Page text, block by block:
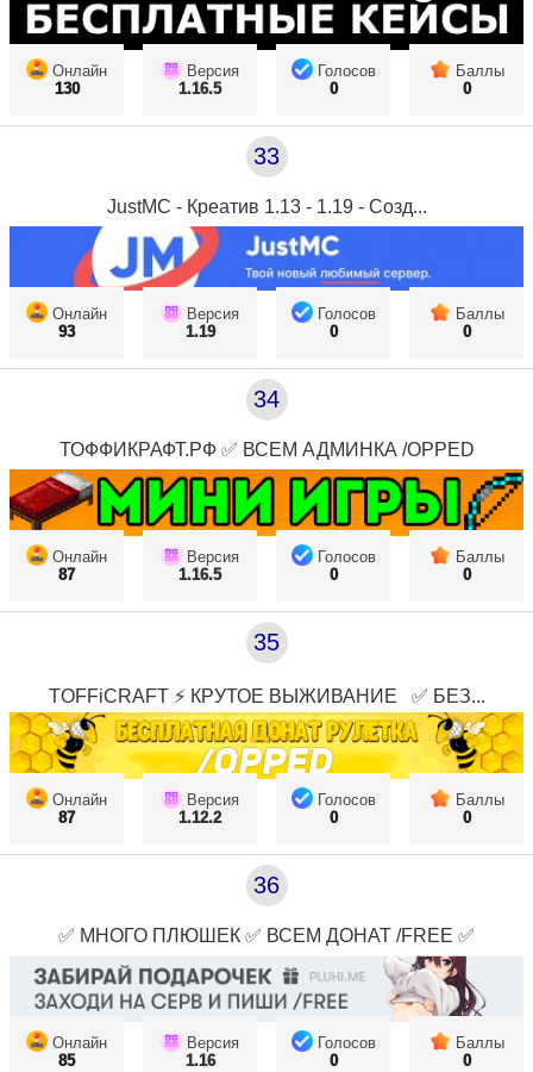
Онлайн
130
Версия
1.16.5
Голосов
0
Баллы
0
33
JustMC - Креатив 1.13 - 1.19 - Созд...
Онлайн
93
Версия
1.19
Голосов
0
Баллы
0
34
ТОФФИКРАФТ.РФ ✅ ВСЕМ АДМИНКА /OPPED
Онлайн
87
Версия
1.16.5
Голосов
0
Баллы
0
35
TOFFiCRAFT ⚡ КРУТОЕ ВЫЖИВАНИЕ⠀✅ БЕЗ...
Онлайн
87
Версия
1.12.2
Голосов
0
Баллы
0
36
✅ МНОГО ПЛЮШЕК ✅ ВСЕМ ДОНАТ /FREE ✅
Онлайн
85
Версия
1.16
Голосов
0
Баллы
0